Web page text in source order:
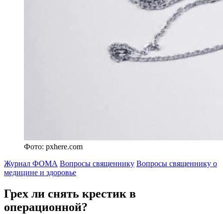
Фото: pxhere.com
Журнал ФОМА Вопросы священнику Вопросы священнику о
медицине и здоровье
Грех ли снять крестик в
операционной?